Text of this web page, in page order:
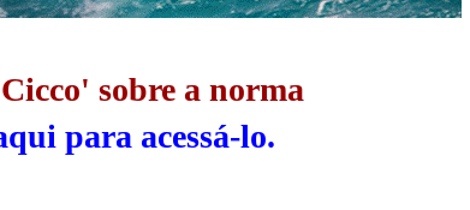
sobre a norma
para acessá-lo.